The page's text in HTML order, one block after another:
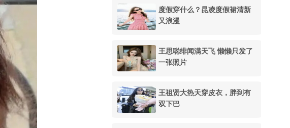
度假穿什么？昆凌度假裙清新
又浪漫
王思聪绯闻满天飞 懒懒只发了
一张照片
王祖贤大热天穿皮衣，胖到有
双下巴